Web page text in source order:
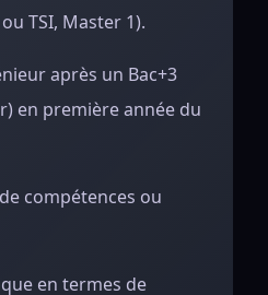
ou TSI, Master 1).
après un Bac+3
en première année du
compétences ou
en termes de